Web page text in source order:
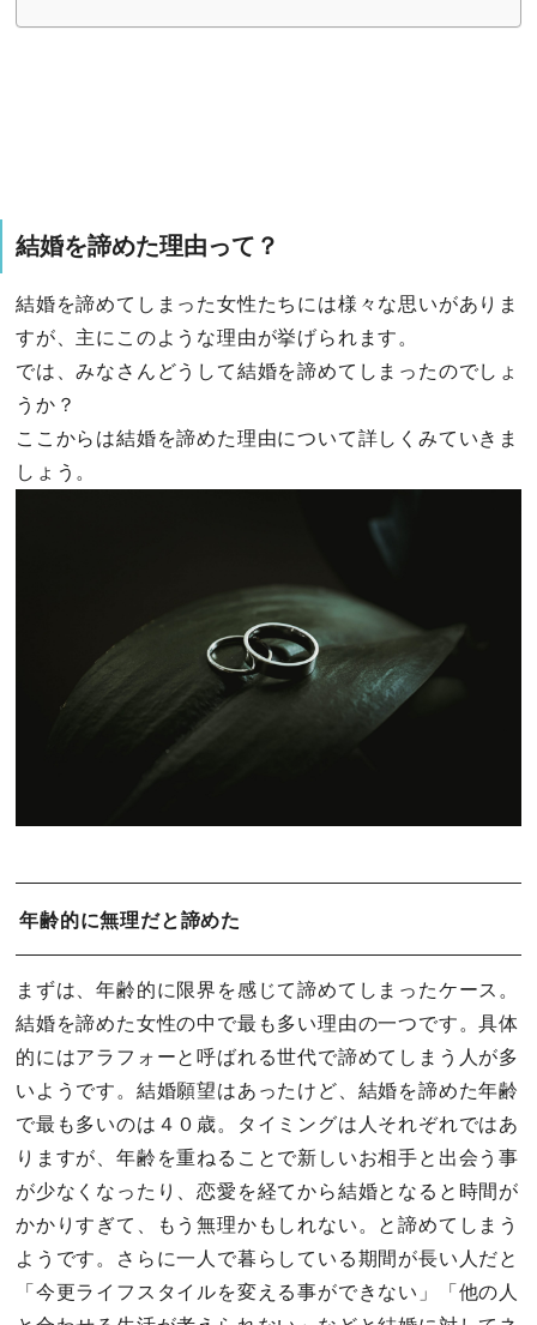
結婚を諦めた理由って？
結婚を諦めてしまった女性たちには様々な思いがありま
すが、主にこのような理由が挙げられます。
では、みなさんどうして結婚を諦めてしまったのでしょ
うか？
ここからは結婚を諦めた理由について詳しくみていきま
しょう。
年齢的に無理だと諦めた
まずは、年齢的に限界を感じて諦めてしまったケース。
結婚を諦めた女性の中で最も多い理由の一つです。具体
的にはアラフォーと呼ばれる世代で諦めてしまう人が多
いようです。結婚願望はあったけど、結婚を諦めた年齢
で最も多いのは４０歳。タイミングは人それぞれではあ
りますが、年齢を重ねることで新しいお相手と出会う事
が少なくなったり、恋愛を経てから結婚となると時間が
かかりすぎて、もう無理かもしれない。と諦めてしまう
ようです。さらに一人で暮らしている期間が長い人だと
「今更ライフスタイルを変える事ができない」「他の人